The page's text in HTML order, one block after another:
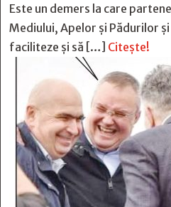
Este un demers la care
Mediului, Apelor și Pădurilor
faciliteze și să […] Citește!